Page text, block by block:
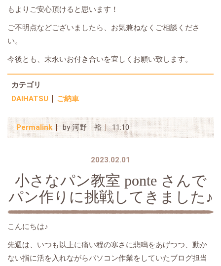
もよりご安心頂けると思います！
ご不明点などございましたら、お気兼ねなくご相談くださ
い。
今後とも、末永いお付き合いを宜しくお願い致します。
カテゴリ
DAIHATSU
ご納車
Permalink by 河野 裕 11:10
2023.02.01
小さなパン教室 ponte さんで
パン作りに挑戦してきました♪
こんにちは♪
先週は、いつも以上に痛い程の寒さに悲鳴をあげつつ、動か
ない指に活を入れながらパソコン作業をしていたブログ担当